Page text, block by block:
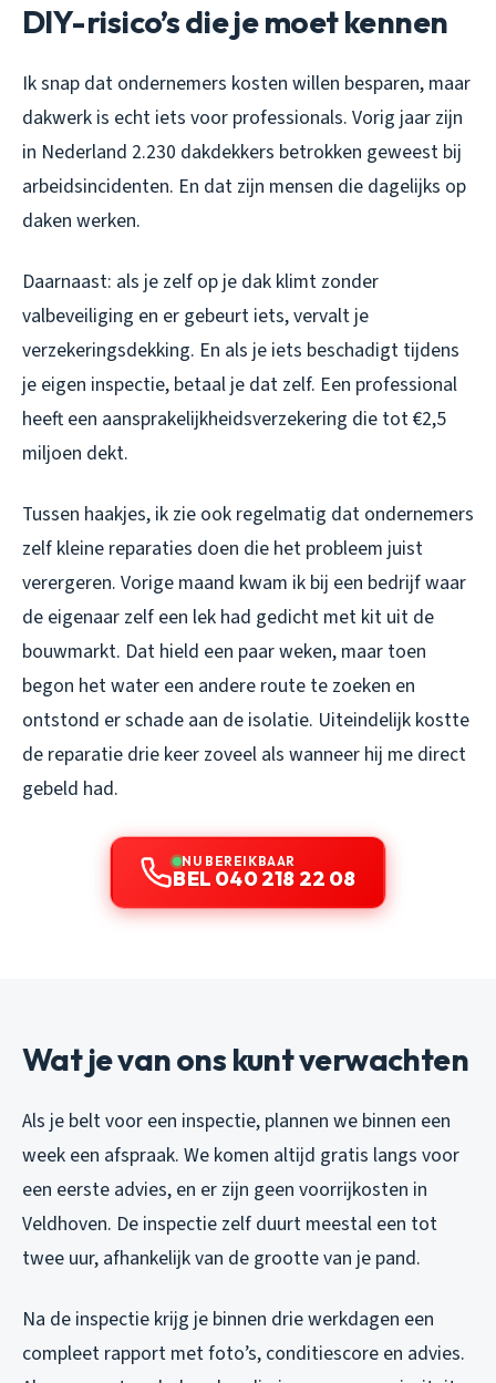
DIY-risico’s die je moet kennen
Ik snap dat ondernemers kosten willen besparen, maar
dakwerk is echt iets voor professionals. Vorig jaar zijn
in Nederland 2.230 dakdekkers betrokken geweest bij
arbeidsincidenten. En dat zijn mensen die dagelijks op
daken werken.
Daarnaast: als je zelf op je dak klimt zonder
valbeveiliging en er gebeurt iets, vervalt je
verzekeringsdekking. En als je iets beschadigt tijdens
je eigen inspectie, betaal je dat zelf. Een professional
heeft een aansprakelijkheidsverzekering die tot €2,5
miljoen dekt.
Tussen haakjes, ik zie ook regelmatig dat ondernemers
zelf kleine reparaties doen die het probleem juist
verergeren. Vorige maand kwam ik bij een bedrijf waar
de eigenaar zelf een lek had gedicht met kit uit de
bouwmarkt. Dat hield een paar weken, maar toen
begon het water een andere route te zoeken en
ontstond er schade aan de isolatie. Uiteindelijk kostte
de reparatie drie keer zoveel als wanneer hij me direct
gebeld had.
NU BEREIKBAAR
BEL 040 218 22 08
Wat je van ons kunt verwachten
Als je belt voor een inspectie, plannen we binnen een
week een afspraak. We komen altijd gratis langs voor
een eerste advies, en er zijn geen voorrijkosten in
Veldhoven. De inspectie zelf duurt meestal een tot
twee uur, afhankelijk van de grootte van je pand.
Na de inspectie krijg je binnen drie werkdagen een
compleet rapport met foto’s, conditiescore en advies.